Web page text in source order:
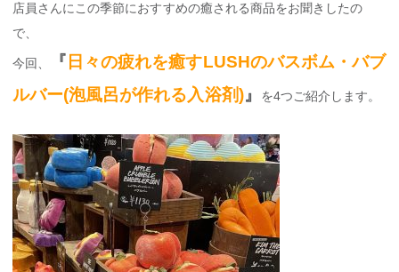
店員さんにこの季節におすすめの癒される商品をお聞きしたの
で、
今回、 『 日々の疲れを癒すLUSHのバスボム・バブ
ルバー(泡風呂が作れる入浴剤)』 を4つご紹介します。